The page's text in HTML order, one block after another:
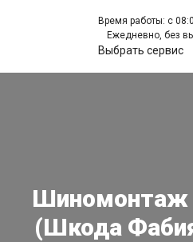
Время работы: с
Ежедневно, без
Выбрать сервис
Шиномонтаж
(Шкода